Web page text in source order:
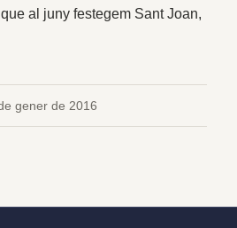
al juny festegem Sant Joan,
gener de 2016